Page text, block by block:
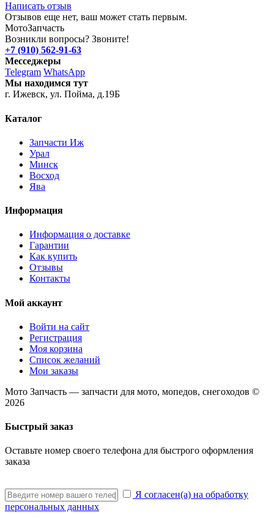
Написать отзыв
Отзывов еще нет, ваш может стать первым.
МотоЗапчасть
Возникли вопросы? Звоните!
+7 (910) 562-91-63
Месседжеры
Telegram WhatsApp
Мы находимся тут
г. Ижевск, ул. Пойма, д.19Б
Каталог
Запчасти Иж
Урал
Минск
Восход
Ява
Информация
Информация о доставке
Гарантии
Как купить
Отзывы
Контакты
Мой аккаунт
Войти на сайт
Регистрация
Моя корзина
Список желаний
Мои заказы
Мото Запчасть — запчасти для мото, мопедов, снегоходов ©
2026
Быстрый заказ
Оставьте номер своего телефона для быстрого оформления
заказа
Я согласен(а) на обработку
персональных данных